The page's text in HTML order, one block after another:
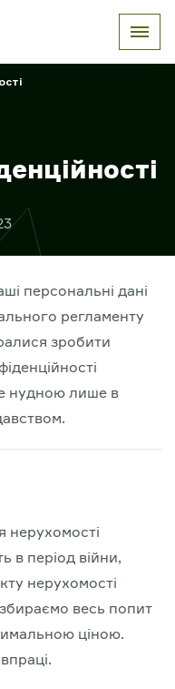
персональні дані
регламенту
зробити
нудною лише в
нерухомості
в період війни,
нерухомості
весь попит
ціною.